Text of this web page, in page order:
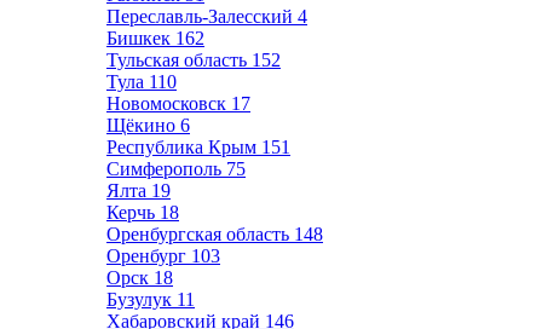
Переславль-Залесский 4
Бишкек 162
Тульская область 152
Тула 110
Новомосковск 17
Щёкино 6
Республика Крым 151
Симферополь 75
Ялта 19
Керчь 18
Оренбургская область 148
Оренбург 103
Орск 18
Бузулук 11
Хабаровский край 146